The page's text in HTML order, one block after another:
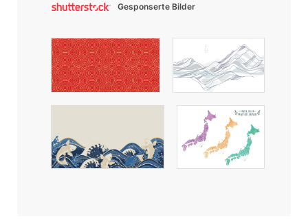
Gesponserte Bilder